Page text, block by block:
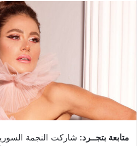
متابعة بتجــرد: شاركت النجمة